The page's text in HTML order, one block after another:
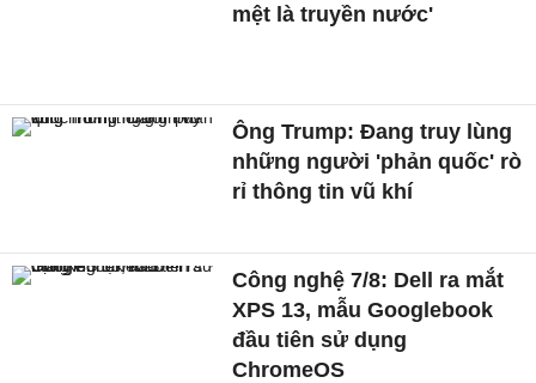
mệt là truyền nước'
Ông Trump: Đang truy lùng
những người 'phản quốc' rò
rỉ thông tin vũ khí
Công nghệ 7/8: Dell ra mắt
XPS 13, mẫu Googlebook
đầu tiên sử dụng
ChromeOS